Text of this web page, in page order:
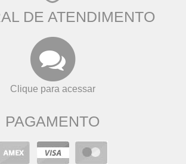
DE ATENDIMENTO
Clique para acessar
PAGAMENTO